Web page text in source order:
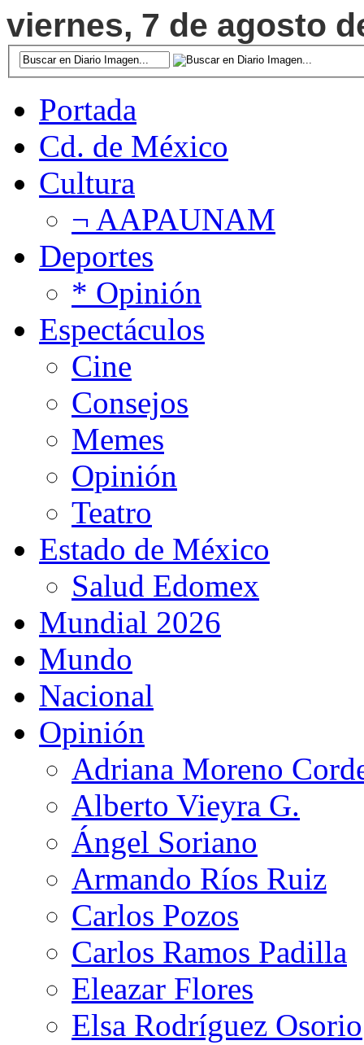
viernes, 7 de agosto
Portada
Cd. de México
Cultura
¬ AAPAUNAM
Deportes
* Opinión
Espectáculos
Cine
Consejos
Memes
Opinión
Teatro
Estado de México
Salud Edomex
Mundial 2026
Mundo
Nacional
Opinión
Adriana Moreno
Alberto Vieyra G.
Ángel Soriano
Armando Ríos Ruiz
Carlos Pozos
Carlos Ramos Padilla
Eleazar Flores
Elsa Rodríguez Osorio